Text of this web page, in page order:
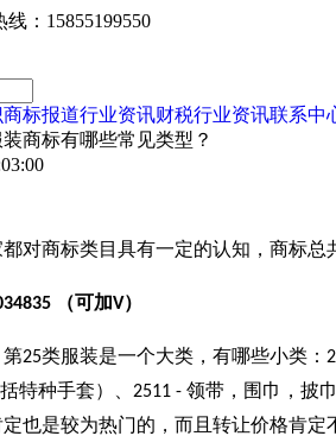
线：15855199550
商标报道行业资讯财税行业资讯联系中
商标有哪些常见类型？
对商标类目具有一定的认知，商标总
（可加V）
第25类服装是一个大类，有哪些小类：
特种手套）、 2511 - 领带，围巾，披
也是较为热门的，而且转让价格肯定